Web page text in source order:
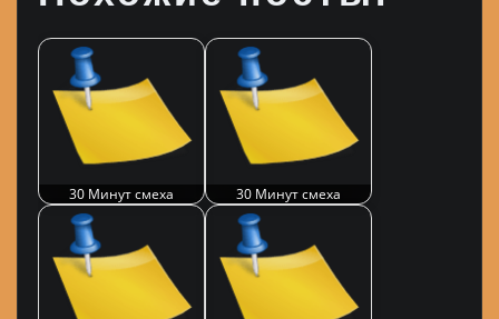
30 Минут смеха 30 Минут смеха